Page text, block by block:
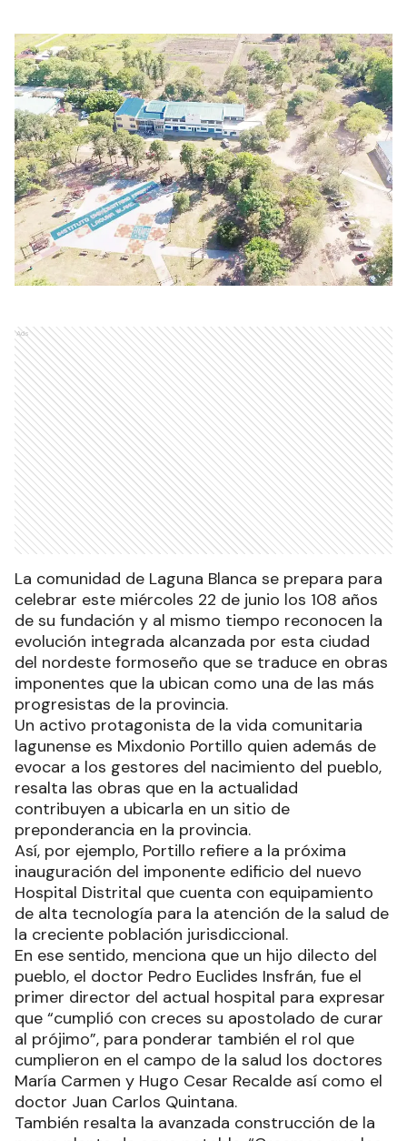
Ads
La comunidad de Laguna Blanca se prepara para
celebrar este miércoles 22 de junio los 108 años
de su fundación y al mismo tiempo reconocen la
evolución integrada alcanzada por esta ciudad
del nordeste formoseño que se traduce en obras
imponentes que la ubican como una de las más
progresistas de la provincia.
Un activo protagonista de la vida comunitaria
lagunense es Mixdonio Portillo quien además de
evocar a los gestores del nacimiento del pueblo,
resalta las obras que en la actualidad
contribuyen a ubicarla en un sitio de
preponderancia en la provincia.
Así, por ejemplo, Portillo refiere a la próxima
inauguración del imponente edificio del nuevo
Hospital Distrital que cuenta con equipamiento
de alta tecnología para la atención de la salud de
la creciente población jurisdiccional.
En ese sentido, menciona que un hijo dilecto del
pueblo, el doctor Pedro Euclides Insfrán, fue el
primer director del actual hospital para expresar
que “cumplió con creces su apostolado de curar
al prójimo”, para ponderar también el rol que
cumplieron en el campo de la salud los doctores
María Carmen y Hugo Cesar Recalde así como el
doctor Juan Carlos Quintana.
También resalta la avanzada construcción de la